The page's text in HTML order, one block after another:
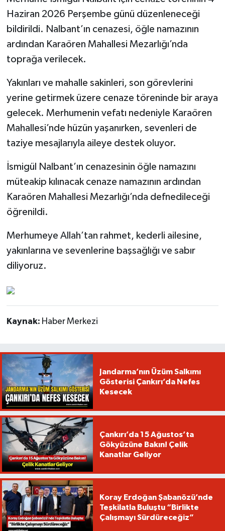
Haziran 2026 Perşembe günü düzenleneceği
bildirildi. Nalbant’ın cenazesi, öğle namazının
ardından Karaören Mahallesi Mezarlığı’nda
toprağa verilecek.
Yakınları ve mahalle sakinleri, son görevlerini
yerine getirmek üzere cenaze töreninde bir araya
gelecek. Merhumenin vefatı nedeniyle Karaören
Mahallesi’nde hüzün yaşanırken, sevenleri de
taziye mesajlarıyla aileye destek oluyor.
İsmigül Nalbant’ın cenazesinin öğle namazını
müteakip kılınacak cenaze namazının ardından
Karaören Mahallesi Mezarlığı’nda defnedileceği
öğrenildi.
Merhumeye Allah’tan rahmet, kederli ailesine,
yakınlarına ve sevenlerine başsağlığı ve sabır
diliyoruz.
Kaynak: Haber Merkezi
Jandarma’nın Üzüm Salkımı
Gösterisi Çankırı’da Nefes
Kesecek
Çankırı’da 15 Ağustos’ta
Gökyüzüne Bakın! Çelik
Kanatlar Geliyor
Koray Erdoğan Şabanözü’nde
Teşkilatla Buluştu “Birlikte
Çalışmayı Sürdüreceğiz”